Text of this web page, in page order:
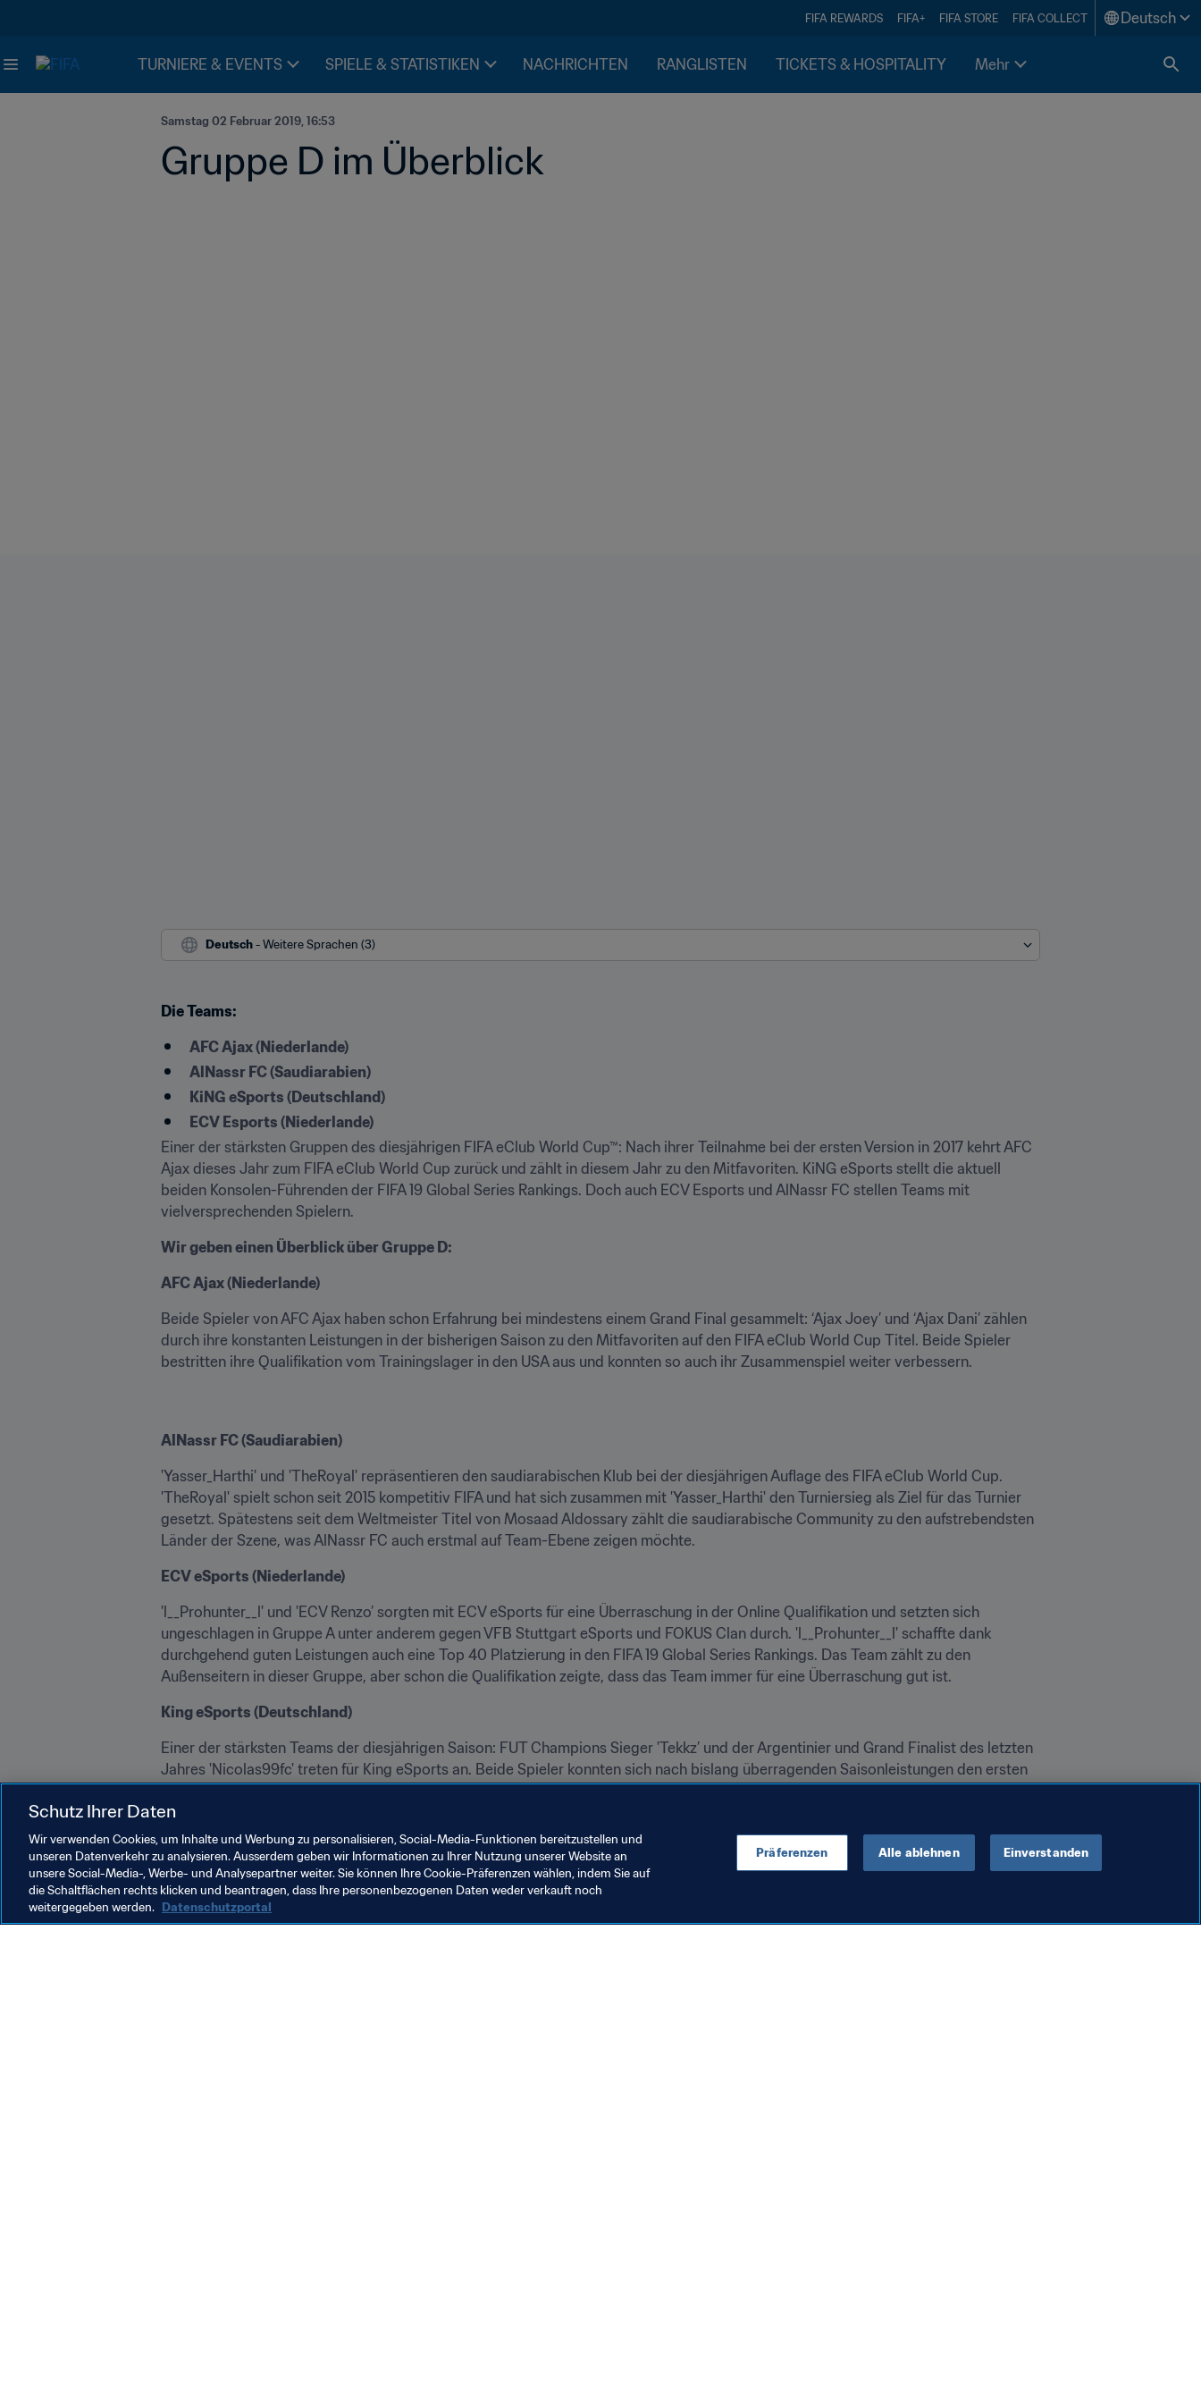
FIFA REWARDS FIFA+ FIFA STORE FIFA COLLECT Deutsch
TURNIERE & EVENTS SPIELE & STATISTIKEN NACHRICHTEN RANGLISTEN TICKETS & HOSPITALITY Mehr
Samstag 02 Februar 2019, 16:53
Gruppe D im Überblick
Deutsch - Weitere Sprachen (3)
Die Teams:
AFC Ajax (Niederlande)
AlNassr FC (Saudiarabien)
KiNG eSports (Deutschland)
ECV Esports (Niederlande)
Einer der stärksten Gruppen des diesjährigen FIFA eClub World Cup™: Nach ihrer Teilnahme bei der ersten Version in 2017 kehrt AFC
Ajax dieses Jahr zum FIFA eClub World Cup zurück und zählt in diesem Jahr zu den Mitfavoriten. KiNG eSports stellt die aktuell
beiden Konsolen-Führenden der FIFA 19 Global Series Rankings. Doch auch ECV Esports und AlNassr FC stellen Teams mit
vielversprechenden Spielern.
Wir geben einen Überblick über Gruppe D:
AFC Ajax (Niederlande)
Beide Spieler von AFC Ajax haben schon Erfahrung bei mindestens einem Grand Final gesammelt: ‘Ajax Joey’ und ‘Ajax Dani’ zählen
durch ihre konstanten Leistungen in der bisherigen Saison zu den Mitfavoriten auf den FIFA eClub World Cup Titel. Beide Spieler
bestritten ihre Qualifikation vom Trainingslager in den USA aus und konnten so auch ihr Zusammenspiel weiter verbessern.
AlNassr FC (Saudiarabien)
'Yasser_Harthi' und 'TheRoyal' repräsentieren den saudiarabischen Klub bei der diesjährigen Auflage des FIFA eClub World Cup.
'TheRoyal' spielt schon seit 2015 kompetitiv FIFA und hat sich zusammen mit 'Yasser_Harthi' den Turniersieg als Ziel für das Turnier
gesetzt. Spätestens seit dem Weltmeister Titel von Mosaad Aldossary zählt die saudiarabische Community zu den aufstrebendsten
Länder der Szene, was AlNassr FC auch erstmal auf Team-Ebene zeigen möchte.
ECV eSports (Niederlande)
'l__Prohunter__l' und 'ECV Renzo’ sorgten mit ECV eSports für eine Überraschung in der Online Qualifikation und setzten sich
ungeschlagen in Gruppe A unter anderem gegen VFB Stuttgart eSports und FOKUS Clan durch. 'l__Prohunter__l' schaffte dank
durchgehend guten Leistungen auch eine Top 40 Platzierung in den FIFA 19 Global Series Rankings. Das Team zählt zu den
Außenseitern in dieser Gruppe, aber schon die Qualifikation zeigte, dass das Team immer für eine Überraschung gut ist.
King eSports (Deutschland)
Einer der stärksten Teams der diesjährigen Saison: FUT Champions Sieger 'Tekkz’ und der Argentinier und Grand Finalist des letzten
Jahres 'Nicolas99fc' treten für King eSports an. Beide Spieler konnten sich nach bislang überragenden Saisonleistungen den ersten
Platz in ihren Konsolen-Rankings sichern und zählen auch hier zu den absoluten Top-Favoriten. 'Tekkz' überzeugte bislang bei jedem
Turnier und sicherte sich schon den FUT Champions Cup Dezember sowie den PGL FIFA 19 Cup während 'Nicolas99fc' sich zuletzt
den Turniersieg bei der Gfinity Series Januar sicherte.
Schutz Ihrer Daten
Wir verwenden Cookies, um Inhalte und Werbung zu personalisieren, Social-Media-Funktionen bereitzustellen und
unseren Datenverkehr zu analysieren. Ausserdem geben wir Informationen zu Ihrer Nutzung unserer Website an
unsere Social-Media-, Werbe- und Analysepartner weiter. Sie können Ihre Cookie-Präferenzen wählen, indem Sie auf
die Schaltflächen rechts klicken und beantragen, dass Ihre personenbezogenen Daten weder verkauft noch
weitergegeben werden. Datenschutzportal
Präferenzen Alle ablehnen Einverstanden